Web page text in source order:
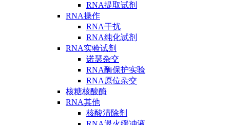
RNA提取试剂
RNA操作
RNA干扰
RNA纯化试剂
RNA实验试剂
诺瑟杂交
RNA酶保护实验
RNA原位杂交
核糖核酸酶
RNA其他
核酸清除剂